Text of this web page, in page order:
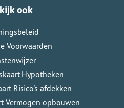
ook
Voorwaarden
Hypotheken
Risico's afdekken
Vermogen opbouwen